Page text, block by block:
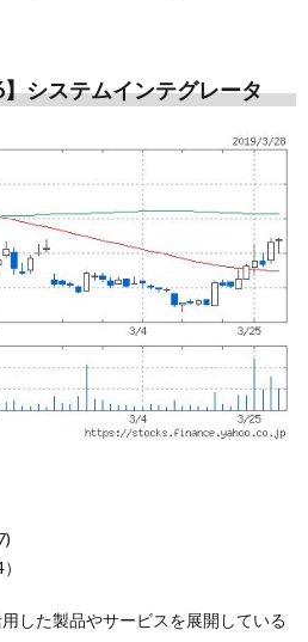
システムインテグレータ
した製品やサービスを展開している